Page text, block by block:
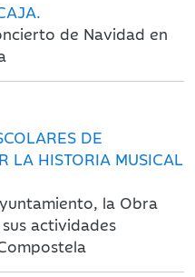
de Navidad en
DE
LA HISTORIA MUSICAL
la Obra
actividades